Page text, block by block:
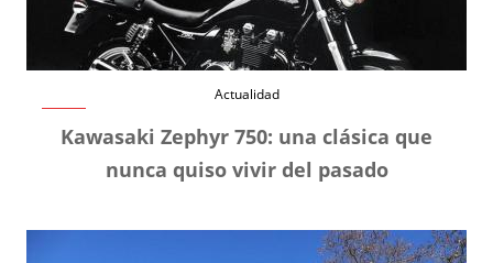
Actualidad
Kawasaki Zephyr 750: una clásica que
nunca quiso vivir del pasado